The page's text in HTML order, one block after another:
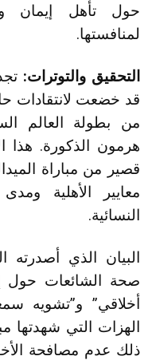
حول تأهل إيمان
لمنافستها.
التحقيق والتوترات:
قد خضعت لانتقادات
من بطولة العالم
هرمون الذكورة. هذا
قصير من مباراة
معايير الأهلية
النسائية.
البيان الذي أصدرته
صحة الشائعات حول
أخلاقي” و”تشويه
الهزات التي شهدتها
ذلك عدم مصافحة